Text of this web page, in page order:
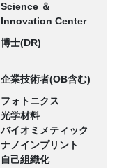
Science ＆
Innovation Center
博士(DR)
企業技術者(OB含む)
フォトニクス
光学材料
バイオミメティック
ナノインプリント
自己組織化